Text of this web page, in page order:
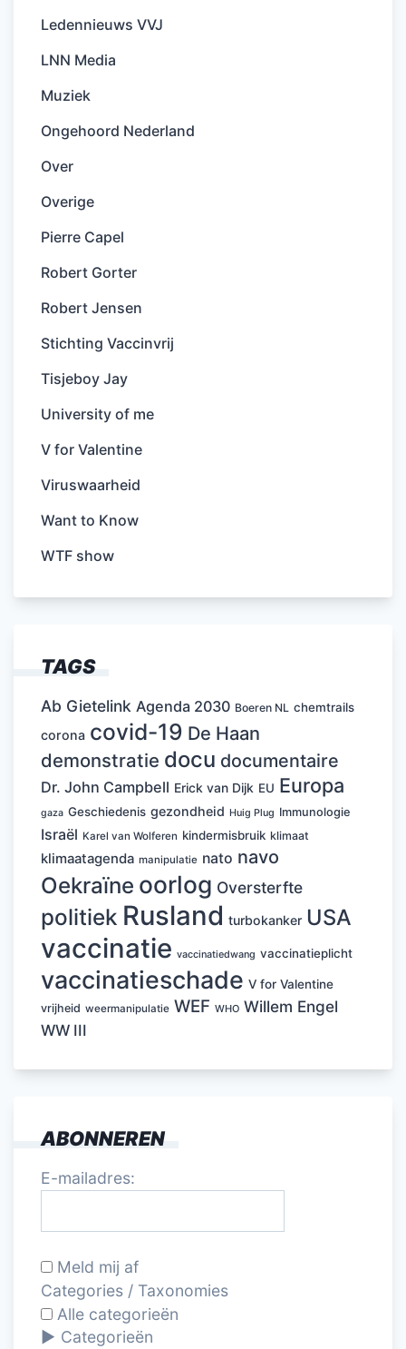
Ledennieuws VVJ
LNN Media
Muziek
Ongehoord Nederland
Over
Overige
Pierre Capel
Robert Gorter
Robert Jensen
Stichting Vaccinvrij
Tisjeboy Jay
University of me
V for Valentine
Viruswaarheid
Want to Know
WTF show
TAGS
Ab Gietelink Agenda 2030 Boeren NL chemtrails
corona covid-19 De Haan
demonstratie docu documentaire
Dr. John Campbell Erick van Dijk EU Europa
gaza Geschiedenis gezondheid Huig Plug Immunologie
Israël Karel van Wolferen kindermisbruik klimaat
klimaatagenda manipulatie nato navo
Oekraïne oorlog Oversterfte
politiek Rusland turbokanker USA
vaccinatie vaccinatiedwang vaccinatieplicht
vaccinatieschade V for Valentine
vrijheid weermanipulatie WEF WHO Willem Engel
WW III
ABONNEREN
E-mailadres:
Meld mij af
Categories / Taxonomies
Alle categorieën
Categorieën